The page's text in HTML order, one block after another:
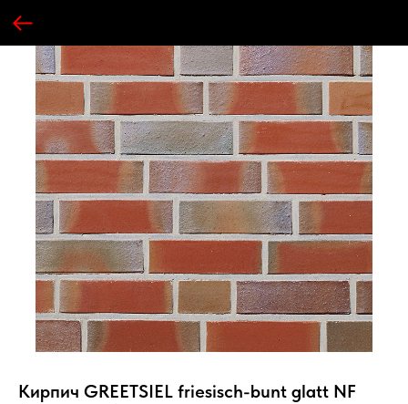
Кирпич GREETSIEL friesisch-bunt glatt NF